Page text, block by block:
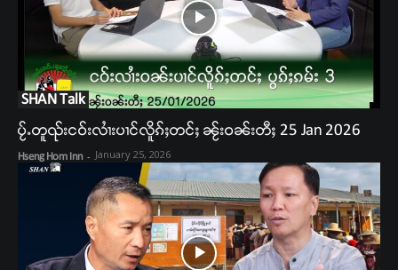
SHAN Talk
ပႂ်ႉတူၺ်းငဝ်းလၢႆးပၢင်လိူၵ်ႈတင်ႈ ၼႂ်းဝၼ်းတီႈ 25 Jan 2026
Hseng Hom Inn - January 25, 2026